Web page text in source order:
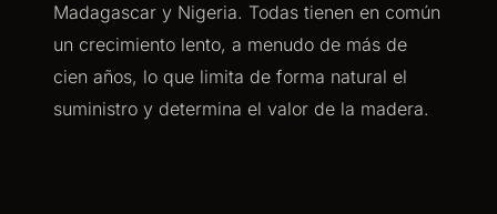
Madagascar y Nigeria. Todas tienen en común
un crecimiento lento, a menudo de más de
cien años, lo que limita de forma natural el
suministro y determina el valor de la madera.